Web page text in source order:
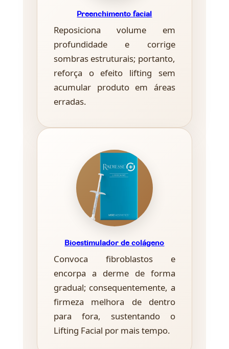
Preenchimento facial
Reposiciona volume em
profundidade e corrige
sombras estruturais; portanto,
reforça o efeito lifting sem
acumular produto em áreas
erradas.
Bioestimulador de colágeno
Convoca fibroblastos e
encorpa a derme de forma
gradual; consequentemente, a
firmeza melhora de dentro
para fora, sustentando o
Lifting Facial por mais tempo.